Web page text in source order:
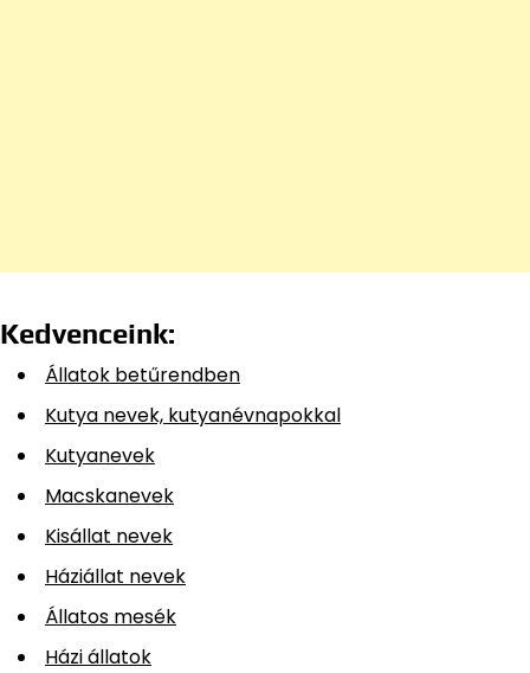
Kedvenceink:
Állatok betűrendben
Kutya nevek, kutyanévnapokkal
Kutyanevek
Macskanevek
Kisállat nevek
Háziállat nevek
Állatos mesék
Házi állatok